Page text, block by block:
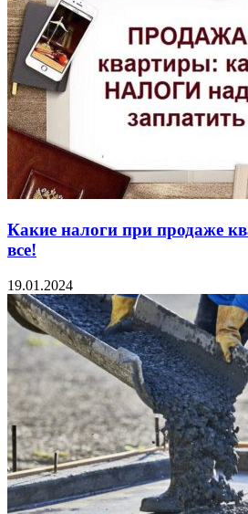
Какие налоги при продаже
все!
19.01.2024